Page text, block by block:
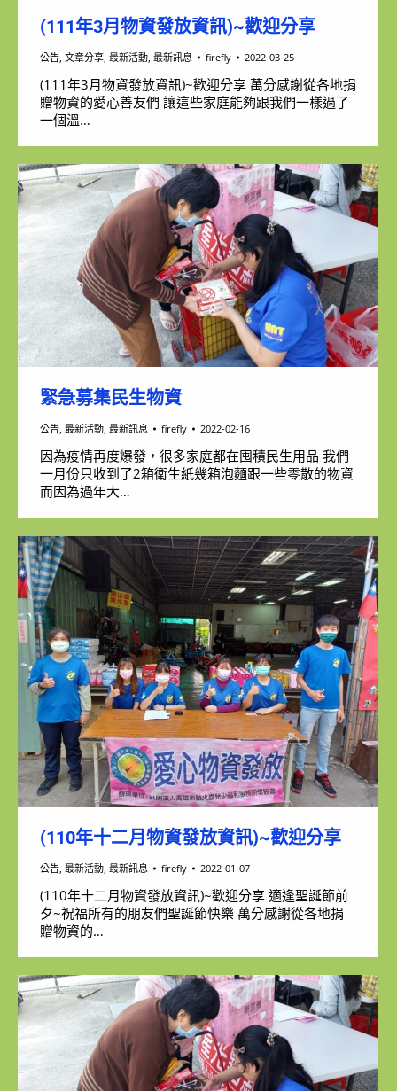
(111年3月物資發放資訊)~歡迎分享
公告, 文章分享, 最新活動, 最新訊息 firefly 2022-03-25
(111年3月物資發放資訊)~歡迎分享 萬分感謝從各地捐
贈物資的愛心善友們 讓這些家庭能夠跟我們一樣過了
一個溫…
緊急募集民生物資
公告, 最新活動, 最新訊息 firefly 2022-02-16
因為疫情再度爆發，很多家庭都在囤積民生用品 我們
一月份只收到了2箱衛生紙幾箱泡麵跟一些零散的物資
而因為過年大…
(110年十二月物資發放資訊)~歡迎分享
公告, 最新活動, 最新訊息 firefly 2022-01-07
(110年十二月物資發放資訊)~歡迎分享 適逢聖誕節前
夕~祝福所有的朋友們聖誕節快樂 萬分感謝從各地捐
贈物資的…